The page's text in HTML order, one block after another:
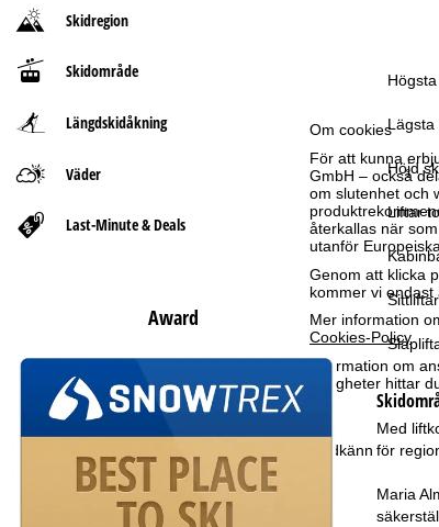
Om cookies
För att kunna
GmbH – också
om slutenhet och
återkallas när
utanför
Genom att klicka
kommer vi
Mer information
Cookies-Policy
Information om
rättigheter hittar
Godkänn
Skidregion
Skidområde
Längdskidåkning
Väder
Last-Minute & Deals
Award
t
s
i
d
a
Lägsta
Höjd
Liftar
Med
för
Maria